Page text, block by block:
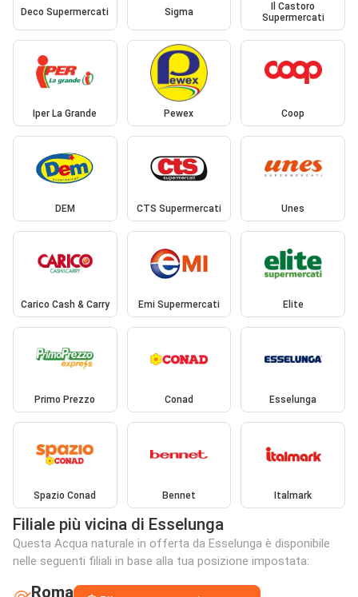
Deco Supermercati Sigma
Il Castoro
Supermercati
Iper La Grande Pewex Coop
DEM CTS Supermercati Unes
Carico Cash & Carry Emi Supermercati Elite
Primo Prezzo Conad Esselunga
Spazio Conad Bennet Italmark
Filiale più vicina di Esselunga
Questa Acqua naturale in offerta da Esselunga è disponibile
nelle seguenti filiali in base alla tua posizione impostata:
Roma